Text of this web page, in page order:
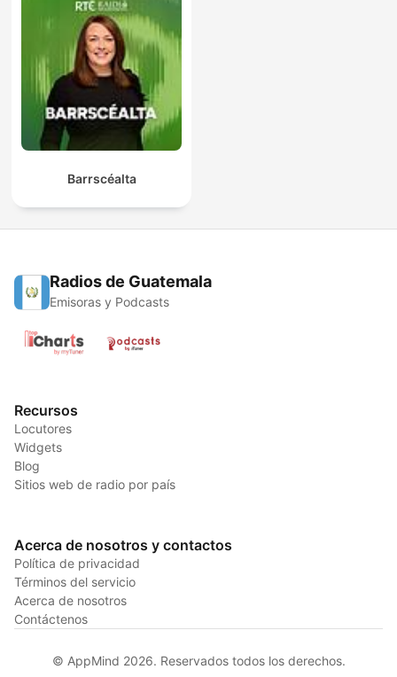
Barrscéalta
Radios de Guatemala
Emisoras y Podcasts
Recursos
Locutores
Widgets
Blog
Sitios web de radio por país
Acerca de nosotros y contactos
Política de privacidad
Términos del servicio
Acerca de nosotros
Contáctenos
© AppMind 2026. Reservados todos los derechos.